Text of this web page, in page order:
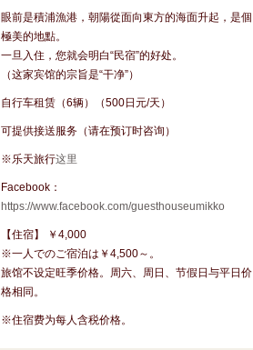
眼前是積浦漁港，朝陽從面向東方的海面升起，是個
極美的地點。
一旦入住，您就会明白“民宿”的好处。
（这家宾馆的宗旨是“干净”）
自行车租赁（6辆）（500日元/天）
可提供接送服务（请在预订时咨询）
※乐天旅行这里
Facebook：
https://www.facebook.com/guesthouseumikko
【住宿】 ￥4,000
※一人でのご宿泊は￥4,500～。
旅馆不设定旺季价格。周六、周日、节假日与平日价
格相同。
※住宿费为每人含税价格。